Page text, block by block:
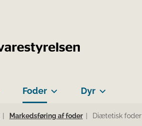
Foder Dyr
Markedsføring af foder Diætetisk foder